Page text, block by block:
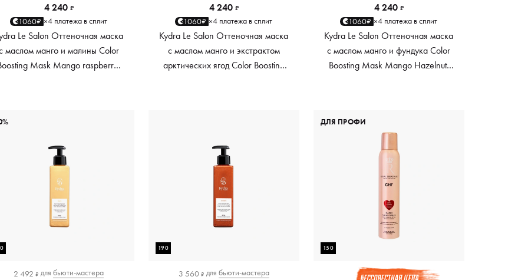
4 240 ₽
1060₽ ×4 платежа в сплит
Le Salon Оттеночная маска
маслом манго и малины Color
Mask Mango raspberry,
4 240 ₽
1060₽ ×4 платежа в сплит
Kydra Le Salon Оттеночная маска
с маслом манго и экстрактом
арктических ягод Color Boosting
4 240 ₽
1060₽ ×4 платежа в сплит
Kydra Le Salon Оттеночная маска
с маслом манго и фундука Color
Boosting Mask Mango Hazelnut,
2 492 ₽ для бьюти-мастера
190
3 560 ₽ для бьюти-мастера
150
ДЛЯ ПРОФИ